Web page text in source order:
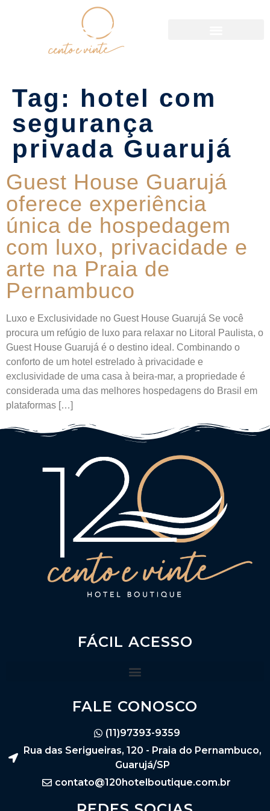
Tag: hotel com
segurança
privada Guarujá
Guest House Guarujá
oferece experiência
única de hospedagem
com luxo, privacidade e
arte na Praia de
Pernambuco
Luxo e Exclusividade no Guest House Guarujá Se você
procura um refúgio de luxo para relaxar no Litoral Paulista, o
Guest House Guarujá é o destino ideal. Combinando o
conforto de um hotel estrelado à privacidade e
exclusividade de uma casa à beira-mar, a propriedade é
considerada uma das melhores hospedagens do Brasil em
plataformas […]
FÁCIL ACESSO
FALE CONOSCO
(11)97393-9359
Rua das Serigueiras, 120 - Praia do Pernambuco,
Guarujá/SP
contato@120hotelboutique.com.br